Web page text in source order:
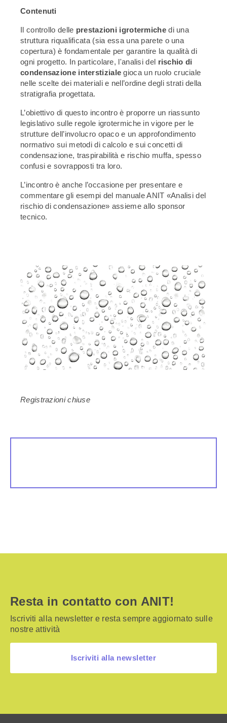
Contenuti
Il controllo delle prestazioni igrotermichedi una
struttura riqualificata (sia essa una parete o una
copertura) è fondamentale per garantire la qualità di
ogni progetto. In particolare, l'analisi del rischio di
condensazione interstiziale gioca un ruolo cruciale
nelle scelte dei materiali e nell’ordine degli strati della
stratigrafia progettata.
L’obiettivo di questo incontro è proporre un riassunto
legislativo sulle regole igrotermiche in vigore per le
strutture dell’involucro opaco e un approfondimento
normativo sui metodi di calcolo e sui concetti di
condensazione, traspirabilità e rischio muffa, spesso
confusi e sovrapposti tra loro.
L’incontro è anche l’occasione per presentare e
commentare gli esempi del manuale ANIT «Analisi del
rischio di condensazione» assieme allo sponsor
tecnico.
Registrazioni chiuse
Resta in contatto con ANIT!
Iscriviti alla newsletter e resta sempre aggiornato sulle
nostre attività
Iscriviti alla newsletter